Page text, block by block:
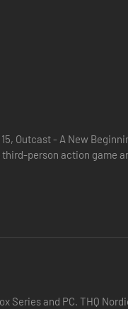
van Outcast
Outcast - A New
person action game
Series and PC. THQ